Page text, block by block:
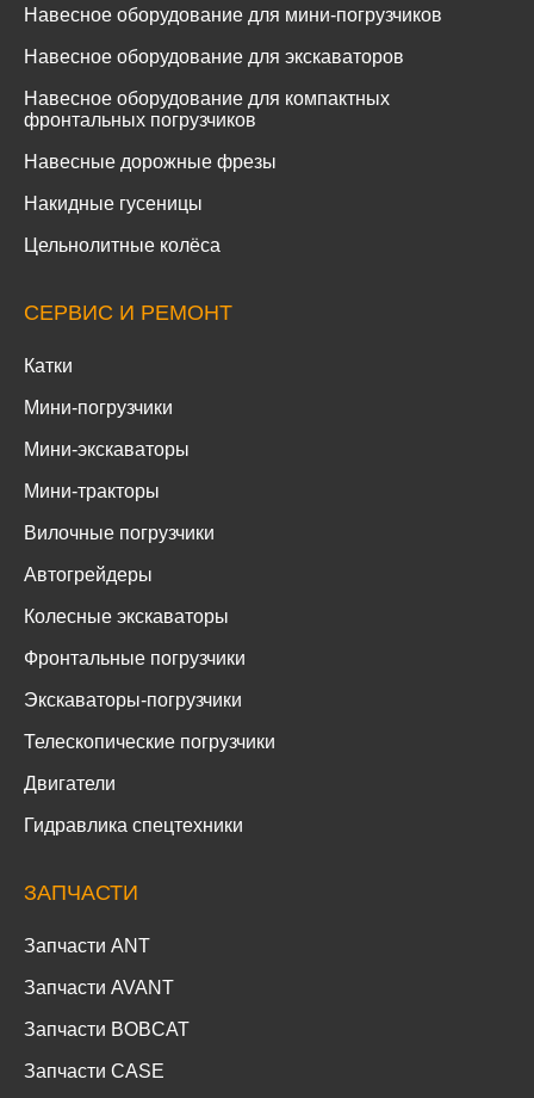
Навесное оборудование для мини-погрузчиков
Навесное оборудование для экскаваторов
Навесное оборудование для компактных
фронтальных погрузчиков
Навесные дорожные фрезы
Накидные гусеницы
Цельнолитные колёса
СЕРВИС И РЕМОНТ
Катки
Мини-погрузчики
Мини-экскаваторы
Мини-тракторы
Вилочные погрузчики
Автогрейдеры
Колесные экскаваторы
Фронтальные погрузчики
Экскаваторы-погрузчики
Телескопические погрузчики
Двигатели
Гидравлика спецтехники
ЗАПЧАСТИ
Запчасти ANT
Запчасти AVANT
Запчасти BOBCAT
Запчасти CASE